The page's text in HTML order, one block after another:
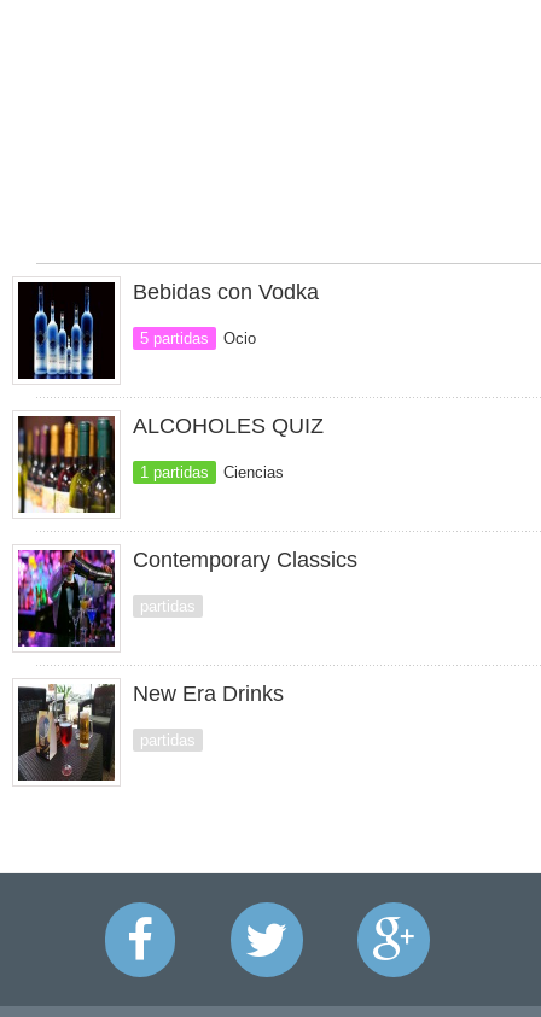
Bebidas con Vodka
5 partidas Ocio
ALCOHOLES QUIZ
1 partidas Ciencias
Contemporary Classics
partidas
New Era Drinks
partidas